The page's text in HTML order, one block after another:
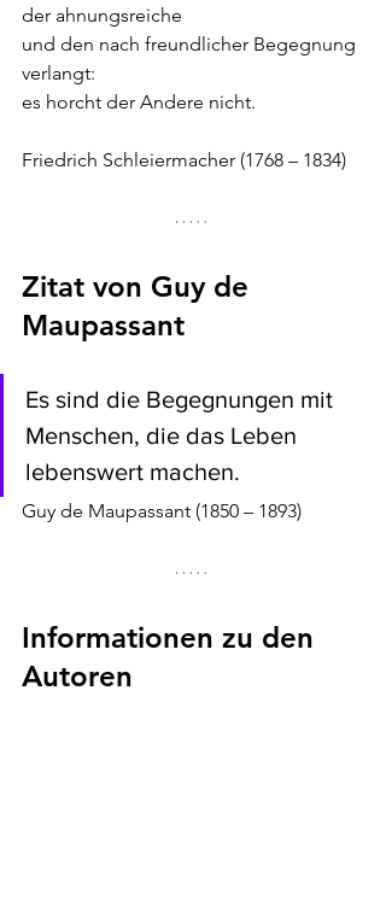
der ahnungsreiche
und den nach freundlicher Begegnung
verlangt:
es horcht der Andere nicht.
Friedrich Schleiermacher (1768 – 1834)
Zitat von Guy de
Maupassant
Es sind die Begegnungen mit
Menschen, die das Leben
lebenswert machen.
Guy de Maupassant (1850 – 1893)
Informationen zu den
Autoren